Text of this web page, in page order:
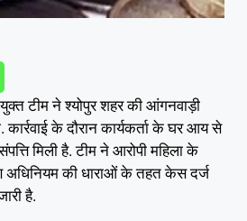
टीम ने श्योपुर शहर की आंगनवाड़ी
कार्रवाई के दौरान कार्यकर्ता के घर आय से
मिली है. टीम ने आरोपी महिला के
अधिनियम की धाराओं के तहत केस दर्ज
है.